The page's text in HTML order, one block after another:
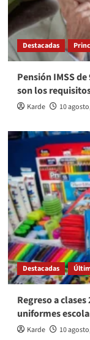
Destacadas
Pensión IMSS
son los
Karde 10
Destacadas
Regreso a
uniformes
Karde 10